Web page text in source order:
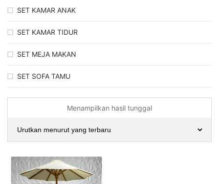
SET KAMAR ANAK
SET KAMAR TIDUR
SET MEJA MAKAN
SET SOFA TAMU
Menampilkan hasil tunggal